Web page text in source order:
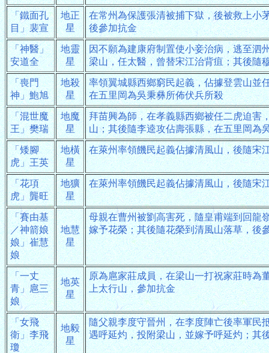
「鐵面孔
目」裴宣
地正
星
在常州為保護張清被捕下獄，後被救上小
後參加抗金
「神醫」
安道全
地靈
星
因不願為建康府制置使小妾治病，逃至泗
梁山，任太醫，曾替宋江治背疽；其後隨
「喪門
神」鮑旭
地殺
星
率領翼城縣西鄉窮民起義，佔據登雲山並
在五里岡為吳秉彝所佈伏兵所殺
「混世魔
王」樊瑞
地魔
星
拜苗興為師，在孝義縣西鄉被任二虎迫害
山；其後隨李逵攻佔壽張縣，在五里岡為
「矮腳
虎」王英
地橫
星
在萊州率領饑民起義佔據清風山，後隨宋
「花項
虎」龔旺
地獷
星
在萊州率領饑民起義佔據清風山，後隨宋
「賽由基
／神箭娘
娘」崔慧
娘
地慧
星
母親在曹州被劉高害死，隨皇甫端到回龍
嫁予花榮；其後隨花榮到清風山落草，後
「一丈
青」扈三
娘
地英
星
原為扈家莊成員，在梁山一打祝家莊時為
上太行山，參加抗金
「女飛
衛」李飛
瓊
地毅
星
隨父親李度守晉州，在李度陣亡後率軍民
遇呼延灼，投附梁山，並嫁予呼延灼；其